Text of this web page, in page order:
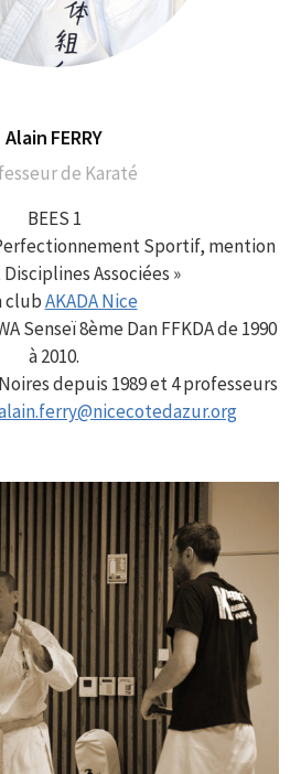
Alain FERRY
de Karaté
BEES 1
Sportif, mention
Associées »
clubAKADA Nice
Senseï 8ème Dan FFKDA de 1990
à 2010.
depuis 1989 et 4 professeurs